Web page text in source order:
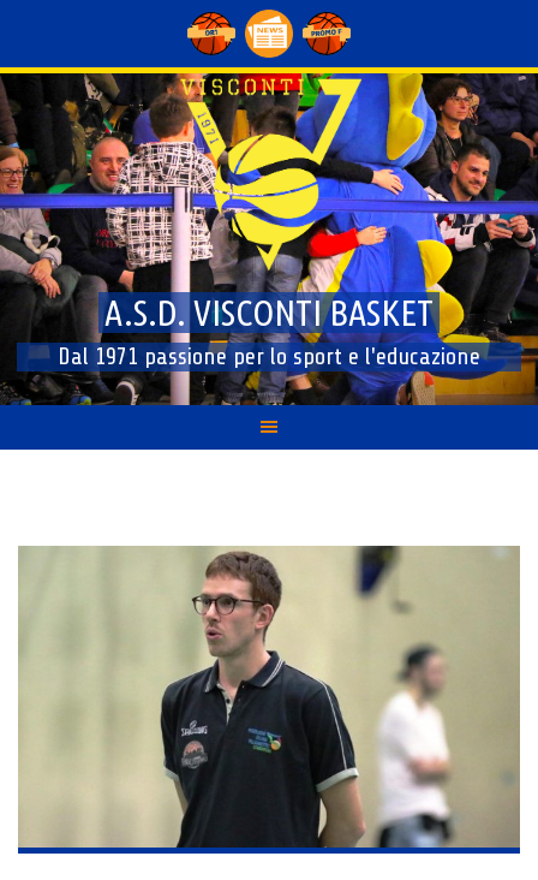
content
A.S.D. VISCONTI BASKET
Dal 1971 passione per lo sport e l'educazione